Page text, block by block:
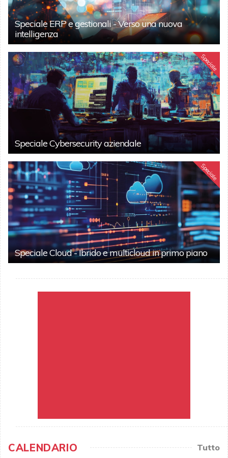
Speciale ERP e gestionali - Verso una nuova
intelligenza
Speciale
Speciale Cybersecurity aziendale
Speciale
Speciale Cloud - Ibrido e multicloud in primo piano
CALENDARIO Tutto